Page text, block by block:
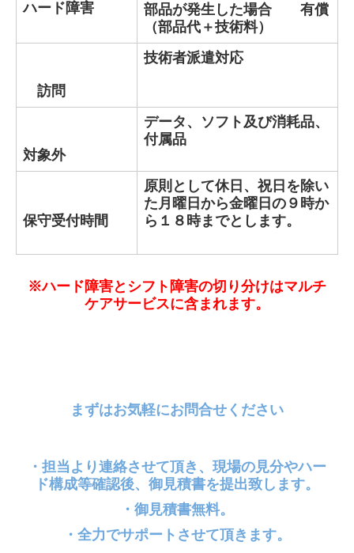
ハード障害
部品が発生した場合 有償
（部品代＋技術料）
訪問
技術者派遣対応
対象外
データ、ソフト及び消耗品、
付属品
保守受付時間
原則として休日、祝日を除い
た月曜日から金曜日の９時か
ら１８時までとします。
※ハード障害とシフト障害の切り分けはマルチ
ケアサービスに含まれます。
まずはお気軽にお問合せください
・担当より連絡させて頂き、現場の見分やハー
ド構成等確認後、御見積書を提出致します。
・御見積書無料。
・全力でサポートさせて頂きます。